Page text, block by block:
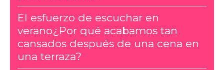
El esfuerzo de escuchar en
verano¿Por qué acabamos tan
cansados después de una cena en
una terraza?